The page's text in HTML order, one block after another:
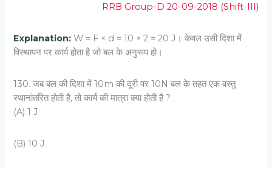
RRB Group-D 20-09-2018 (Shift-III)
Explanation: W = F × d = 10 × 2 = 20 J। केवल उसी दिशा में
विस्थापन पर कार्य होता है जो बल के अनुरूप हो।
130. जब बल की दिशा में 10m की दूरी पर 10N बल के तहत एक वस्‍तु
स्‍थानांतरित होती है, तो कार्य की मात्रा क्‍या होती है ?
(A) 1 J
(B) 10 J